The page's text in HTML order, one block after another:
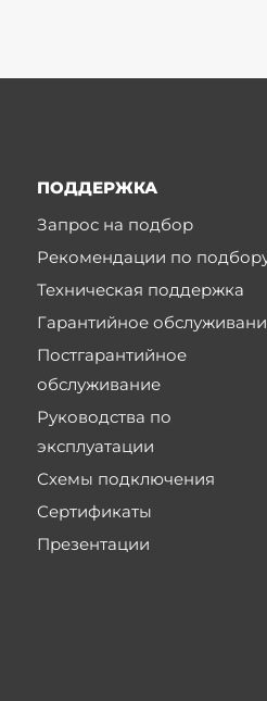
ПОДДЕРЖКА
Запрос на подбор
Рекомендации по
Техническая поддержка
Гарантийное
Постгарантийное
обслуживание
Руководства по
эксплуатации
Схемы подключения
Сертификаты
Презентации